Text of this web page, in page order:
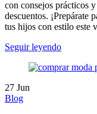
con consejos prácticos
descuentos. ¡Prepárate
tus hijos con estilo este
Seguir leyendo
27 Jun
Blog